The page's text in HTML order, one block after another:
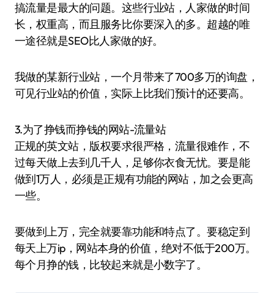
搞流量是最大的问题。这些行业站，人家做的时间
长，权重高，而且服务比你要深入的多。超越的唯
一途径就是SEO比人家做的好。
我做的某新行业站，一个月带来了700多万的询盘，
可见行业站的价值，实际上比我们预计的还要高。
3.为了挣钱而挣钱的网站-流量站
正规的英文站，版权要求很严格，流量很难作，不
过每天做上去到几千人，足够你衣食无忧。要是能
做到1万人，必须是正规有功能的网站，加之会更高
一些。
要做到上万，完全就要靠功能和特点了。要稳定到
每天上万ip，网站本身的价值，绝对不低于200万。
每个月挣的钱，比较起来就是小数字了。